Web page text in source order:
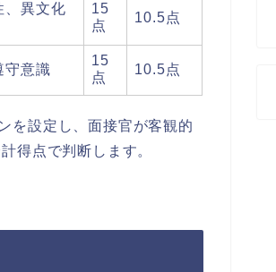
、異文化
15
点
10.5点
守意識
15
点
10.5点
を設定し、面接官が客観的
得点で判断します。